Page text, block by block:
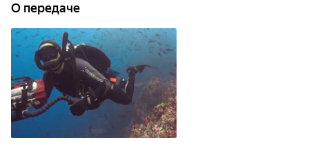
О передаче